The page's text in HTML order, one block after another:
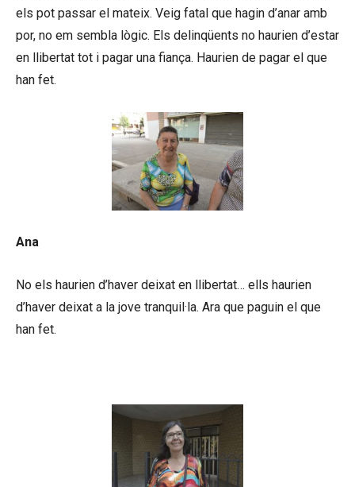
els pot passar el mateix. Veig fatal que hagin d’anar amb
por, no em sembla lògic. Els delinqüents no haurien d’estar
en llibertat tot i pagar una fiança. Haurien de pagar el que
han fet.
Ana
No els haurien d’haver deixat en llibertat… ells haurien
d’haver deixat a la jove tranquil·la. Ara que paguin el que
han fet.